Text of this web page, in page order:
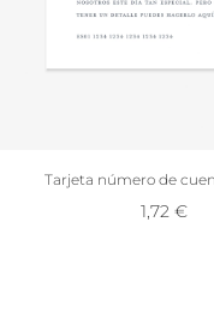
Tarjeta número de
1,72 €